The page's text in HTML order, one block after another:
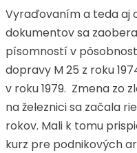
Vyraďovaním a teda aj
dokumentov sa
písomností v
dopravy M 25 z roku
v roku 1979. Zmena zo
na železnici sa začala
rokov. Mali k tomu
kurz pre podnikových